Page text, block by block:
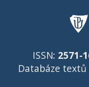
ISSN: 2571-
Databáze textů